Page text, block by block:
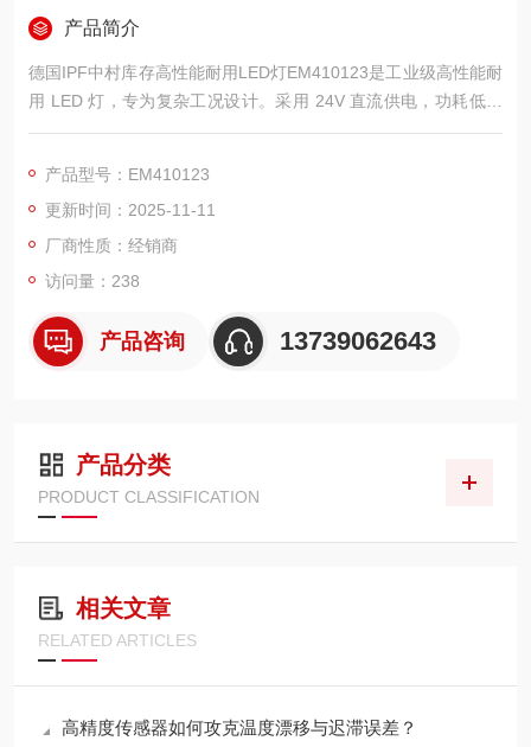
产品简介
德国IPF中村库存高性能耐用LED灯EM410123是工业级高性能耐
用 LED 灯，专为复杂工况设计。采用 24V 直流供电，功耗低且
适配工业常用电源，搭配稳固接口确保连接可靠。
产品型号：EM410123
更新时间：2025-11-11
厂商性质：经销商
访问量：238
产品咨询 13739062643
产品分类
PRODUCT CLASSIFICATION
相关文章
RELATED ARTICLES
高精度传感器如何攻克温度漂移与迟滞误差？